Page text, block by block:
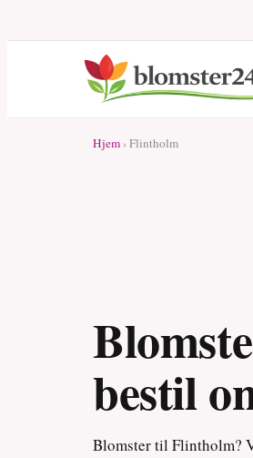
Hjem › Flintholm
bestil
Blomster til Flintholm?